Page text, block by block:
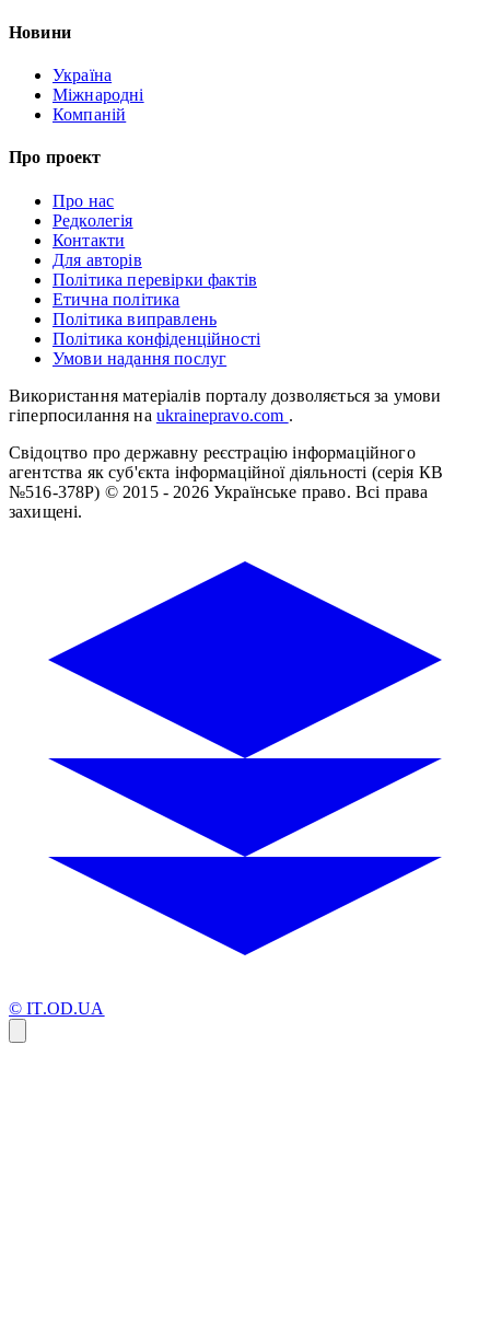
Новини
Україна
Міжнародні
Компаній
Про проект
Про нас
Редколегія
Контакти
Для авторів
Політика перевірки фактів
Етична політика
Політика виправлень
Політика конфіденційності
Умови надання послуг
Використання матеріалів порталу дозволяється за умови
гіперпосилання на ukrainepravo.com .
Свідоцтво про державну реєстрацію інформаційного
агентства як суб'єкта інформаційної діяльності (серія КВ
№516-378Р) © 2015 - 2026 Українське право. Всі права
захищені.
© IT.OD.UA